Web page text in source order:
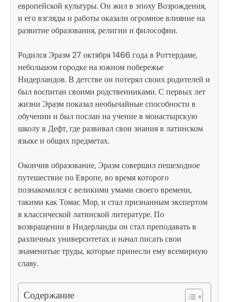
европейской культуры. Он жил в эпоху Возрождения,
и его взгляды и работы оказали огромное влияние на
развитие образования, религии и философии.
Родился Эразм 27 октября 1466 года в Роттердаме,
небольшом городке на южном побережье
Нидерландов. В детстве он потерял своих родителей и
был воспитан своими родственниками. С первых лет
жизни Эразм показал необычайные способности в
обучении и был послан на учение в монастырскую
школу в Дефт, где развивал свои знания в латинском
языке и общих предметах.
Окончив образование, Эразм совершил пешеходное
путешествие по Европе, во время которого
познакомился с великими умами своего времени,
такими как Томас Мор, и стал признанным экспертом
в классической латинской литературе. По
возвращении в Нидерланды он стал преподавать в
различных университетах и начал писать свои
знаменитые труды, которые принесли ему всемирную
славу.
Содержание